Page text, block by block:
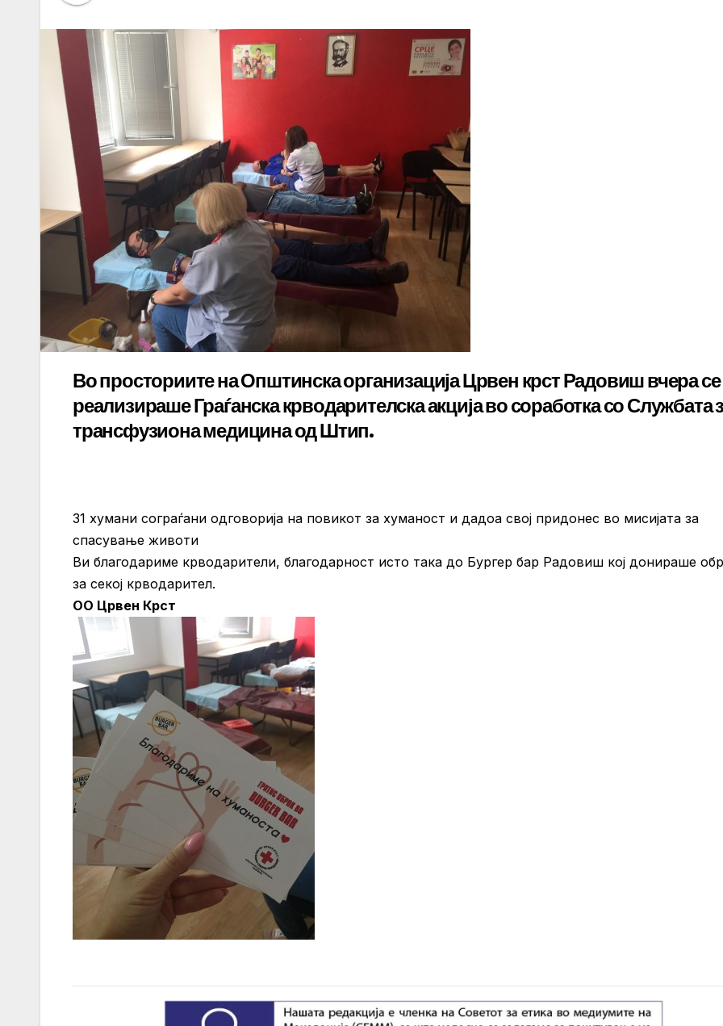
Во просториите на Општинска организација Црвен крст Радовиш вчера се
реализираше Граѓанска крводарителска акција во соработка со Службата
трансфузиона медицина од Штип.
31 хумани сограѓани одговорија на повикот за хуманост и дадоа свој придонес во мисијата за
спасување животи
Ви благодариме крводарители, благодарност исто така до Бургер бар Радовиш кој донираше
за секој крводарител.
ОО Црвен Крст